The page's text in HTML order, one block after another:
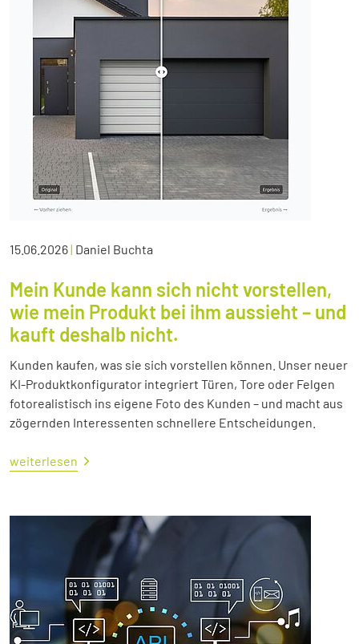
15.06.2026| Daniel Buchta
Mein Kunde kann sich nicht vorstellen,
wie mein Produkt bei ihm aussieht – und
kauft deshalb nicht.
Kunden kaufen, was sie sich vorstellen können. Unser neuer
KI-Produktkonfigurator integriert Türen, Tore oder Felgen
fotorealistisch ins eigene Foto des Kunden – und macht aus
zögernden Interessenten schnellere Entscheidungen.
weiterlesen